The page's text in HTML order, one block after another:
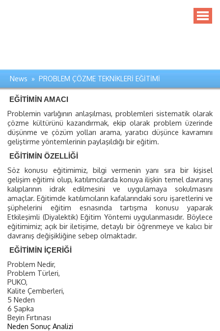
News » PROBLEM ÇÖZME TEKNİKLERİ EĞİTİMİ
EĞİTİMİN AMACI
Problemin varlığının anlaşılması, problemleri sistematik olarak
çözme kültürünü kazandırmak, ekip olarak problem üzerinde
düşünme ve çözüm yolları arama, yaratıcı düşünce kavramını
geliştirme yöntemlerinin paylaşıldığı bir eğitim.
EĞİTİMİN ÖZELLİĞİ
Söz konusu eğitimimiz, bilgi vermenin yanı sıra bir kişisel
gelişim eğitimi olup, katılımcılarda konuya ilişkin temel davranış
kalıplarının idrak edilmesini ve uygulamaya sokulmasını
amaçlar. Eğitimde katılımcıların kafalarındaki soru işaretlerini ve
şüphelerini eğitim esnasında tartışma konusu yaparak
Etkileşimli (Diyalektik) Eğitim Yöntemi uygulanmasıdır. Böylece
eğitimimiz; açık bir iletişime, detaylı bir öğrenmeye ve kalıcı bir
davranış değişikliğine sebep olmaktadır.
EĞİTİMİN İÇERİĞİ
Problem Nedir,
Problem Türleri,
PUKO,
Kalite Çemberleri,
5 Neden
6 Şapka
Beyin Fırtınası
Neden Sonuç Analizi